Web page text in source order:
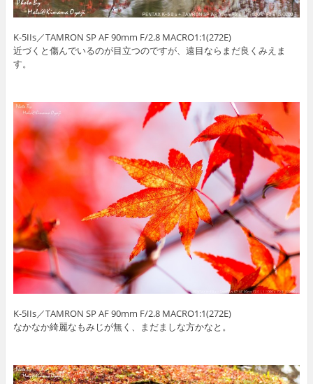
K-5IIs／TAMRON SP AF 90mm F/2.8 MACRO1:1(272E)
近づくと傷んでいるのが目立つのですが、遠目ならまだ良くみえま
す。
K-5IIs／TAMRON SP AF 90mm F/2.8 MACRO1:1(272E)
なかなか綺麗なもみじが無く、まだましな方かなと。